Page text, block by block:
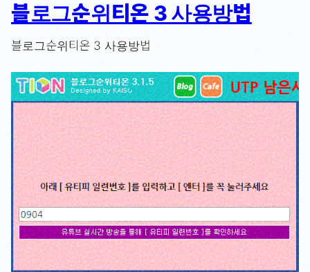
블로그순위티온 3 사용방법
블로그순위티온 3 사용방법